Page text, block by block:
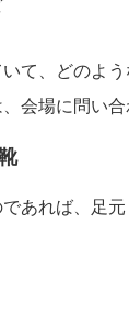
て、どのよ
会場に問い合
あれば、足